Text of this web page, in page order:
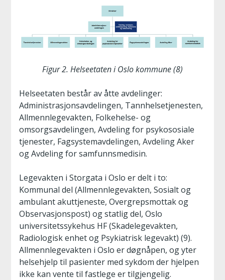
Figur 2. Helseetaten i Oslo kommune (8)
Helseetaten består av åtte avdelinger:
Administrasjonsavdelingen, Tannhelsetjenesten,
Allmennlegevakten, Folkehelse- og
omsorgsavdelingen, Avdeling for psykososiale
tjenester, Fagsystemavdelingen, Avdeling Aker
og Avdeling for samfunnsmedisin.
Legevakten i Storgata i Oslo er delt i to:
Kommunal del (Allmennlegevakten, Sosialt og
ambulant akuttjeneste, Overgrepsmottak og
Observasjonspost) og statlig del, Oslo
universitetssykehus HF (Skadelegevakten,
Radiologisk enhet og Psykiatrisk legevakt) (9).
Allmennlegevakten i Oslo er døgnåpen, og yter
helsehjelp til pasienter med sykdom der hjelpen
ikke kan vente til fastlege er tilgjengelig.